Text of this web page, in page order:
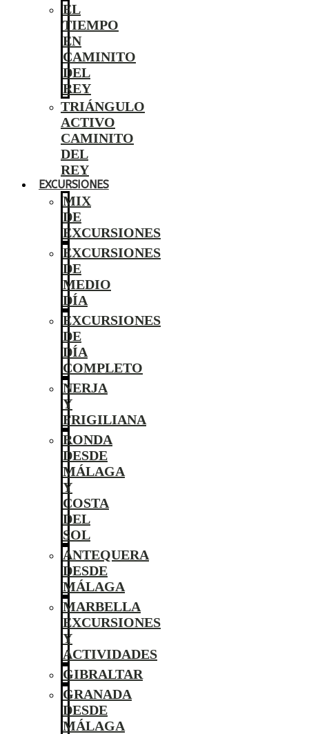
EL
TIEMPO
EN
CAMINITO
DEL
REY
TRIÁNGULO
ACTIVO
CAMINITO
DEL
REY
EXCURSIONES
MIX
DE
EXCURSIONES
EXCURSIONES
DE
MEDIO
DÍA
EXCURSIONES
DE
DÍA
COMPLETO
NERJA
Y
FRIGILIANA
RONDA
DESDE
MÁLAGA
Y
COSTA
DEL
SOL
ANTEQUERA
DESDE
MÁLAGA
MARBELLA
EXCURSIONES
Y
ACTIVIDADES
GIBRALTAR
GRANADA
DESDE
MÁLAGA